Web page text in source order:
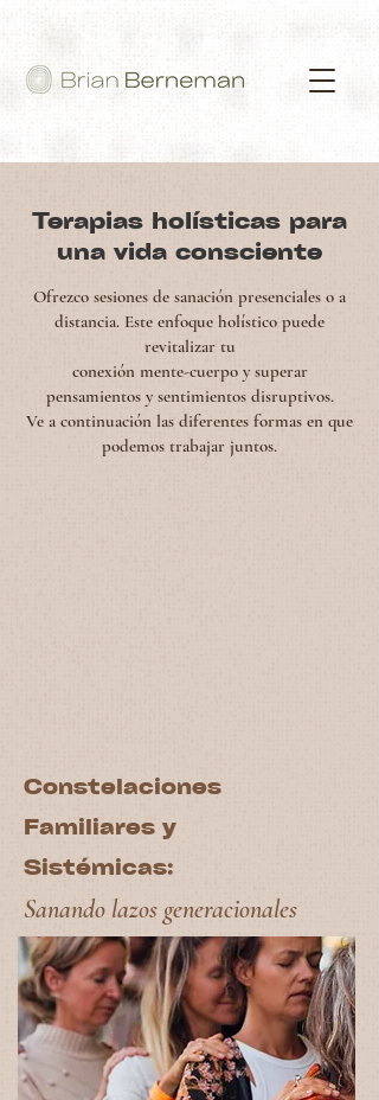
Terapias holísticas para
una vida consciente
Ofrezco sesiones de sanación presenciales o a
distancia. Este enfoque holístico puede
revitalizar tu
conexión mente-cuerpo y superar
pensamientos y sentimientos disruptivos.
Ve a continuación las diferentes formas en que
podemos trabajar juntos.
Constelaciones
Familiares y
Sistémicas:
Sanando lazos generacionales